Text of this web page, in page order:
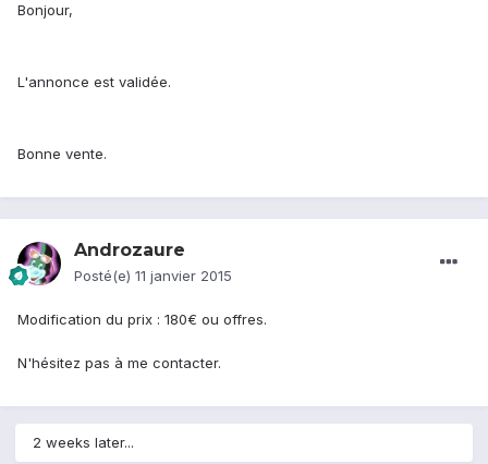
Bonjour,
L'annonce est validée.
Bonne vente.
Androzaure
Posté(e) 11 janvier 2015
Modification du prix : 180€ ou offres.
N'hésitez pas à me contacter.
2 weeks later...